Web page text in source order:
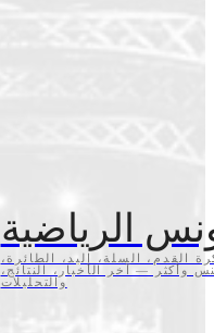
الرياضية
القدم، السلة، اليد، الطائرة،
وأكثر — آخر الأخبار، النتائج،
والتحليلات